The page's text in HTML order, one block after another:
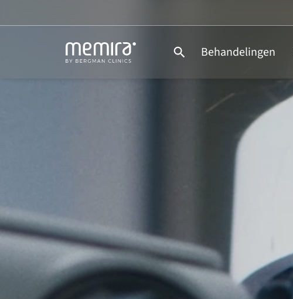
Behandelingen